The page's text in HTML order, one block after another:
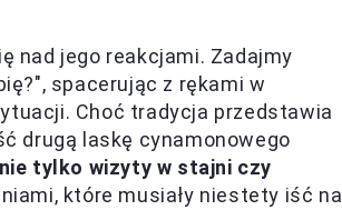
nad jego reakcjami. Zadajmy
spacerując z rękami w
Choć tradycja przedstawia
drugą laskę cynamonowego
tylko wizyty w stajni czy
które musiały niestety iść na